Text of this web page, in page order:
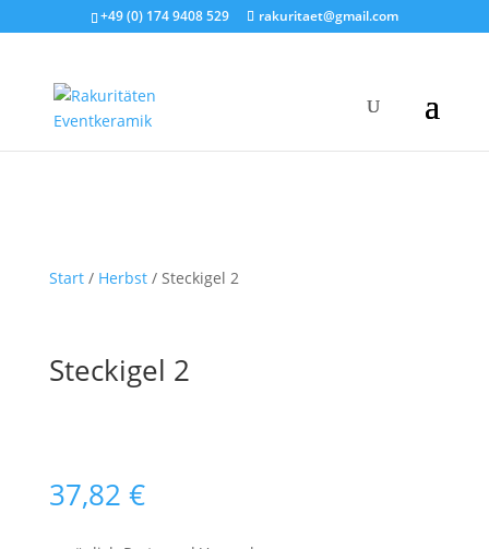
+49 (0) 174 9408 529 rakuritaet@gmail.com
Start/ Herbst/ Steckigel 2
Steckigel 2
37,82 €